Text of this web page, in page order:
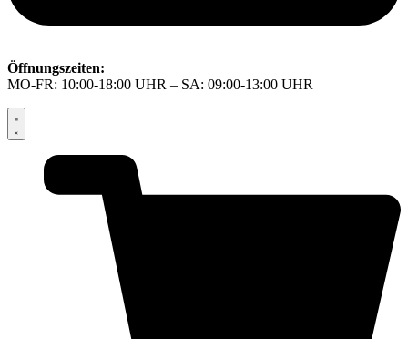
Öffnungszeiten:
MO-FR: 10:00-18:00 UHR – SA: 09:00-13:00 UHR